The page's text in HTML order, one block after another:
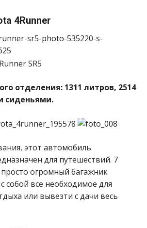
4Runner
отделения: 1311 литров, 2514
сиденьями.
этот автомобиль
для путешествий. 7
просто огромный багажник
собой все необходимое для
или вывезти с дачи весь